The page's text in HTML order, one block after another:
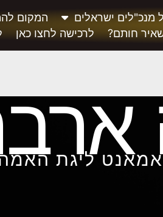
מנכ"לים ישראלים המקום
חותם?
לרכישה לחצו כאן
ליגת